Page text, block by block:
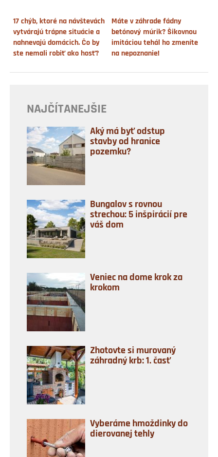
17 chýb, ktoré na návštevách
vytvárajú trápne situácie a
nahnevajú domácich. Čo by
ste nemali robiť ako hosť?
Máte v záhrade fádny
betónový múrik? Šikovnou
imitáciou tehál ho zmeníte
na nepoznanie!
NAJČÍTANEJŠIE
Aký má byť odstup
stavby od hranice
pozemku?
Bungalov s rovnou
strechou: 5 inšpirácií pre
váš dom
Veniec na dome krok za
krokom
Zhotovte si murovaný
záhradný krb: 1. časť
Vyberáme hmoždinky do
dierovanej tehly